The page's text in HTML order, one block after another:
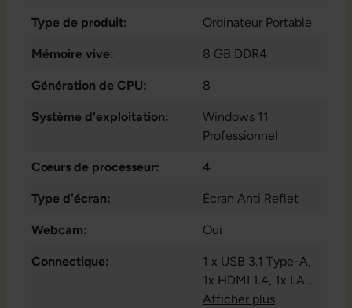
Type de produit: Ordinateur Portable
Mémoire vive: 8 GB DDR4
Génération de CPU: 8
Système d'exploitation:
Windows 11
Professionnel
Cœurs de processeur: 4
Type d'écran: Écran Anti Reflet
Webcam: Oui
Connectique: 1 x USB 3.1 Type-A,
1x HDMI 1.4, 1x LAN
RJ-45, 1x USB 3.1
Afficher plus